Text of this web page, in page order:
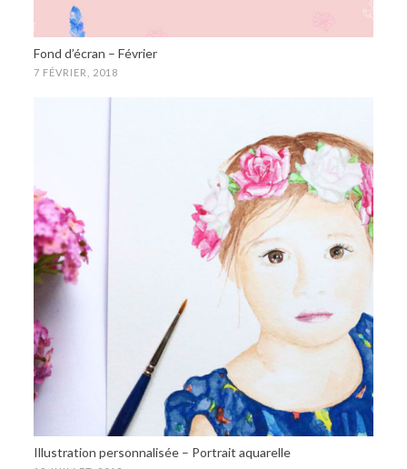
Fond d’écran – Février
7 FÉVRIER, 2018
Illustration personnalisée – Portrait aquarelle